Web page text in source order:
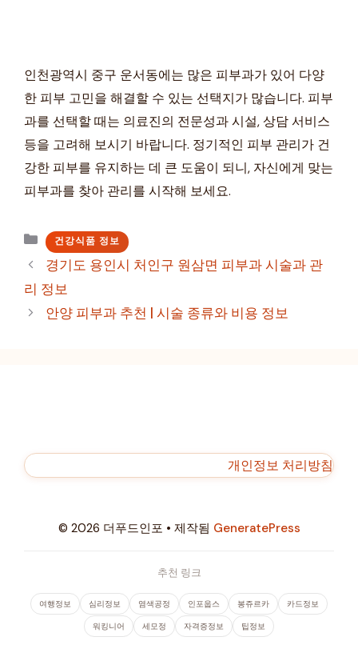
인천광역시 중구 운서동에는 많은 피부과가 있어 다양
한 피부 고민을 해결할 수 있는 선택지가 많습니다. 피부
과를 선택할 때는 의료진의 전문성과 시설, 상담 서비스
등을 고려해 보시기 바랍니다. 정기적인 피부 관리가 건
강한 피부를 유지하는 데 큰 도움이 되니, 자신에게 맞는
피부과를 찾아 관리를 시작해 보세요.
카
테
리
건강식품 정보
경기도 용인시 처인구 원삼면 피부과 시술과 관
리 정보
안양 피부과 추천 | 시술 종류와 비용 정보
개인정보 처리방침
© 2026 더푸드인포 • 제작됨 GeneratePress
추천 링크
여행정보 심리정보 염색공정 인포웁스 봉쥬르카 카드정보
워킹니어 세모정 자격증정보 팁정보